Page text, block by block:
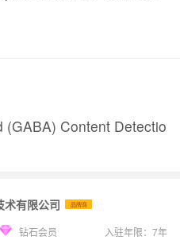
Content Detectio
术有限公司 品牌商
钻石会员 入驻年限： 7年